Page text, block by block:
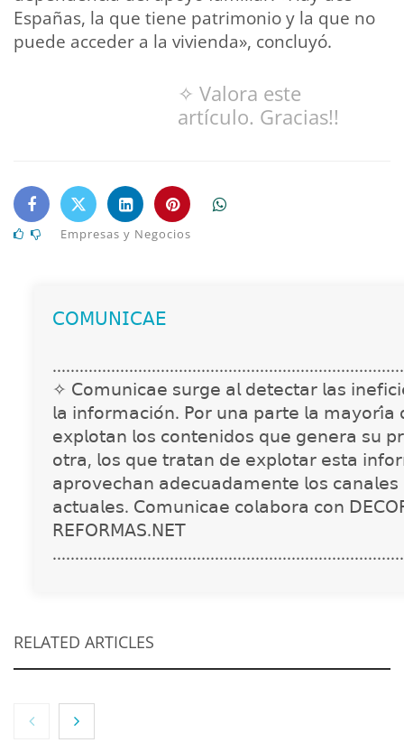
Españas, la que tiene patrimonio y la que no
puede acceder a la vivienda», concluyó.
✧ Valora este
artículo. Gracias!!
Empresas y Negocios
𝖢𝖮𝖬𝖴𝖭𝖨𝖢𝖠𝖤
✧ 𝖢𝗈𝗆𝗎𝗇𝗂𝖼𝖺𝖾 𝗌𝗎𝗋𝗀𝖾 𝖺𝗅 𝖽𝖾𝗍𝖾𝖼𝗍𝖺𝗋 𝗅𝖺𝗌
𝗅𝖺 𝗂𝗇𝖿𝗈𝗋𝗆𝖺𝖼𝗂𝗈́𝗇. 𝖯𝗈𝗋 𝗎𝗇𝖺 𝗉𝖺𝗋𝗍𝖾 𝗅𝖺
𝖾𝗑𝗉𝗅𝗈𝗍𝖺𝗇 𝗅𝗈𝗌 𝖼𝗈𝗇𝗍𝖾𝗇𝗂𝖽𝗈𝗌 𝗊𝗎𝖾 𝗀𝖾𝗇𝖾𝗋𝖺 𝗌𝗎
𝗈𝗍𝗋𝖺, 𝗅𝗈𝗌 𝗊𝗎𝖾 𝗍𝗋𝖺𝗍𝖺𝗇 𝖽𝖾 𝖾𝗑𝗉𝗅𝗈𝗍𝖺𝗋 𝖾𝗌𝗍𝖺
𝖺𝗉𝗋𝗈𝗏𝖾𝖼𝗁𝖺𝗇 𝖺𝖽𝖾𝖼𝗎𝖺𝖽𝖺𝗆𝖾𝗇𝗍𝖾 𝗅𝗈𝗌
𝖺𝖼𝗍𝗎𝖺𝗅𝖾𝗌. 𝖢𝗈𝗆𝗎𝗇𝗂𝖼𝖺𝖾 𝖼𝗈𝗅𝖺𝖻𝗈𝗋𝖺 𝖼𝗈𝗇
𝖱𝖤𝖥𝖮𝖱𝖬𝖠𝖲.𝖭𝖤𝖳
RELATED ARTICLES
NOVA: innovación y diseño que transforman
espacios de la mano de Tormo Franquicias